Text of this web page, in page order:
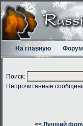
На главную Форум
Поиск:
Непрочитанные
<< Лучший